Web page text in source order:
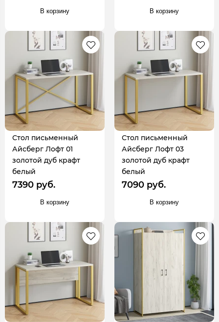
В корзину В корзину
Стол письменный
Айсберг Лофт 01
золотой дуб крафт
белый
7390 руб.
В корзину
Стол письменный
Айсберг Лофт 03
золотой дуб крафт
белый
7090 руб.
В корзину